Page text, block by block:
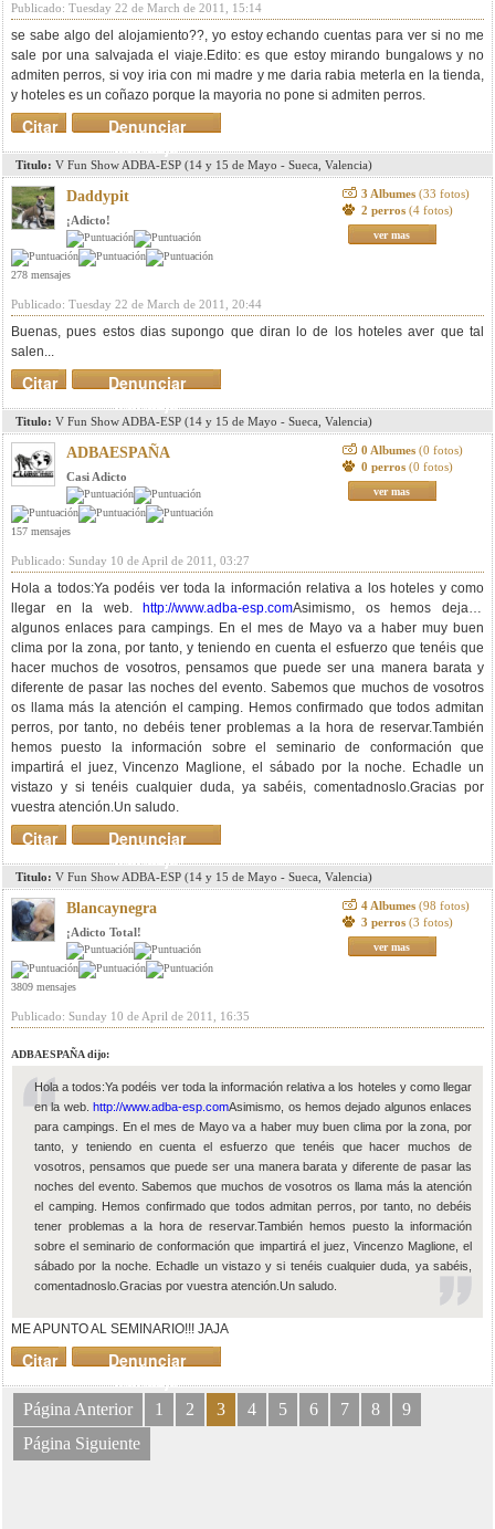
Publicado: Tuesday 22 de March de 2011, 15:14
se sabe algo del alojamiento??, yo estoy echando cuentas para ver si no me
sale por una salvajada el viaje.Edito: es que estoy mirando bungalows y no
admiten perros, si voy iria con mi madre y me daria rabia meterla en la tienda,
y hoteles es un coñazo porque la mayoria no pone si admiten perros.
Denunciar
mensaje
Citar
Titulo: V Fun Show ADBA-ESP (14 y 15 de Mayo - Sueca, Valencia)
Daddypit
¡Adicto!
278 mensajes
3 Albumes (33 fotos)
2 perros (4 fotos)
ver mas
Publicado: Tuesday 22 de March de 2011, 20:44
Buenas, pues estos dias supongo que diran lo de los hoteles aver que tal
salen...
Denunciar
mensaje
Citar
Titulo: V Fun Show ADBA-ESP (14 y 15 de Mayo - Sueca, Valencia)
ADBAESPAÑA
Casi Adicto
157 mensajes
0 Albumes (0 fotos)
0 perros (0 fotos)
ver mas
Publicado: Sunday 10 de April de 2011, 03:27
Hola a todos:Ya podéis ver toda la información relativa a los hoteles y como
llegar en la web. http://www.adba-esp.comAsimismo, os hemos dejado
algunos enlaces para campings. En el mes de Mayo va a haber muy buen
clima por la zona, por tanto, y teniendo en cuenta el esfuerzo que tenéis que
hacer muchos de vosotros, pensamos que puede ser una manera barata y
diferente de pasar las noches del evento. Sabemos que muchos de vosotros
os llama más la atención el camping. Hemos confirmado que todos admitan
perros, por tanto, no debéis tener problemas a la hora de reservar.También
hemos puesto la información sobre el seminario de conformación que
impartirá el juez, Vincenzo Maglione, el sábado por la noche. Echadle un
vistazo y si tenéis cualquier duda, ya sabéis, comentadnoslo.Gracias por
vuestra atención.Un saludo.
Denunciar
mensaje
Citar
Titulo: V Fun Show ADBA-ESP (14 y 15 de Mayo - Sueca, Valencia)
Blancaynegra
¡Adicto Total!
3809 mensajes
4 Albumes (98 fotos)
3 perros (3 fotos)
ver mas
Publicado: Sunday 10 de April de 2011, 16:35
ADBAESPAÑA dijo:
Hola a todos:Ya podéis ver toda la información relativa a los hoteles y como llegar
en la web.http://www.adba-esp.comAsimismo, os hemos dejado algunos enlaces
para campings. En el mes de Mayo va a haber muy buen clima por la zona, por
tanto, y teniendo en cuenta el esfuerzo que tenéis que hacer muchos de
vosotros, pensamos que puede ser una manera barata y diferente de pasar las
noches del evento. Sabemos que muchos de vosotros os llama más la atención
el camping. Hemos confirmado que todos admitan perros, por tanto, no debéis
tener problemas a la hora de reservar.También hemos puesto la información
sobre el seminario de conformación que impartirá el juez, Vincenzo Maglione, el
sábado por la noche. Echadle un vistazo y si tenéis cualquier duda, ya sabéis,
comentadnoslo.Gracias por vuestra atención.Un saludo.
ME APUNTO AL SEMINARIO!!! JAJA
Denunciar
mensaje
Citar
Página Anterior 1 2 3 4 5 6 7 8
9
Página Siguiente